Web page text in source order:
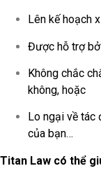
Lên kế hoạch
Được hỗ trợ
Không chắc
không, hoặc
Lo ngại về
của bạn…
Titan Law có thể